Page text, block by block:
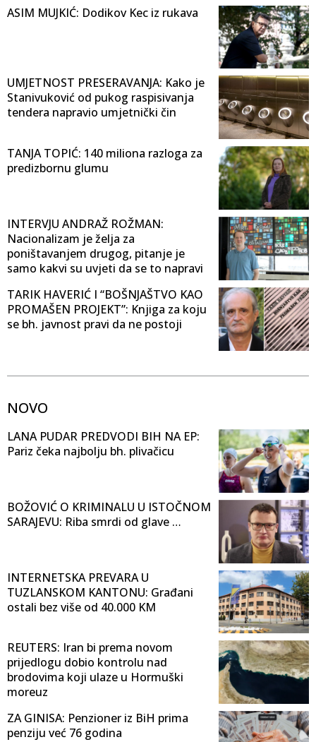
ASIM MUJKIĆ: Dodikov Kec iz rukava
UMJETNOST PRESERAVANJA: Kako je
Stanivuković od pukog raspisivanja
tendera napravio umjetnički čin
TANJA TOPIĆ: 140 miliona razloga za
predizbornu glumu
INTERVJU ANDRAŽ ROŽMAN:
Nacionalizam je želja za
poništavanjem drugog, pitanje je
samo kakvi su uvjeti da se to napravi
TARIK HAVERIĆ I “BOŠNJAŠTVO KAO
PROMAŠEN PROJEKT”: Knjiga za koju
se bh. javnost pravi da ne postoji
NOVO
LANA PUDAR PREDVODI BIH NA EP:
Pariz čeka najbolju bh. plivačicu
BOŽOVIĆ O KRIMINALU U ISTOČNOM
SARAJEVU: Riba smrdi od glave …
INTERNETSKA PREVARA U
TUZLANSKOM KANTONU: Građani
ostali bez više od 40.000 KM
REUTERS: Iran bi prema novom
prijedlogu dobio kontrolu nad
brodovima koji ulaze u Hormuški
moreuz
ZA GINISA: Penzioner iz BiH prima
penziju već 76 godina